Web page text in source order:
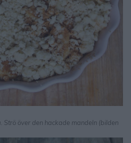
Strö över den hackade mandeln (bilden